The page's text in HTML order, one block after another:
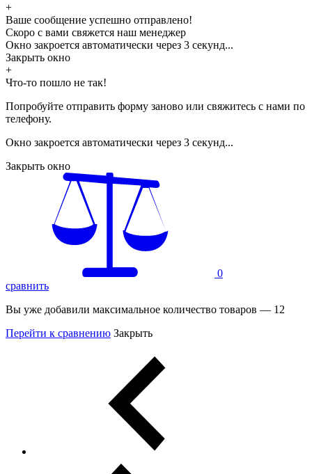
+
Ваше сообщение успешно отправлено!
Скоро с вами свяжется наш менеджер
Окно закроется автоматически через 3 секунд...
Закрыть окно
+
Что-то пошло не так!
Попробуйте отправить форму заново или свяжитесь с нами по
телефону.
Окно закроется автоматически через 3 секунд...
Закрыть окно
0
сравнить
Вы уже добавили максимальное количество товаров — 12
Перейти к сравнению Закрыть